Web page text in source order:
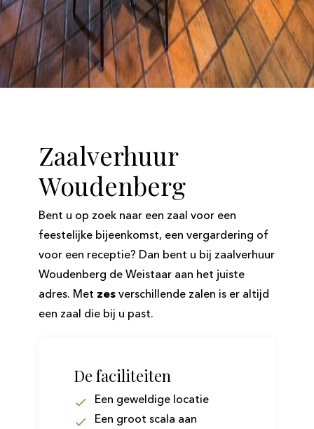
Zaalverhuur
Woudenberg
Bent u op zoek naar een zaal voor een
feestelijke bijeenkomst, een vergardering of
voor een receptie? Dan bent u bij zaalverhuur
Woudenberg de Weistaar aan het juiste
adres. Met zes verschillende zalen is er altijd
een zaal die bij u past.
De faciliteiten
Een geweldige locatie
Een groot scala aan